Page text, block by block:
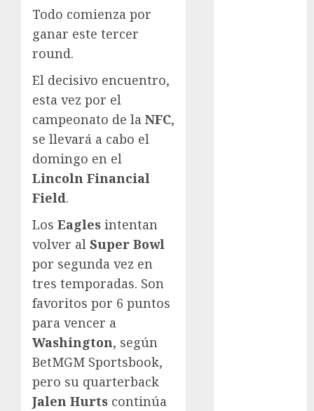
Todo comienza por
ganar este tercer
round.
El decisivo encuentro,
esta vez por el
campeonato de la NFC,
se llevará a cabo el
domingo en el
Lincoln Financial
Field.
Los Eagles intentan
volver al Super Bowl
por segunda vez en
tres temporadas. Son
favoritos por 6 puntos
para vencer a
Washington, según
BetMGM Sportsbook,
pero su quarterback
Jalen Hurts continúa